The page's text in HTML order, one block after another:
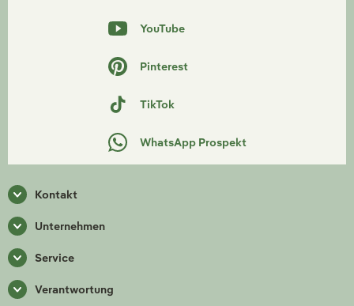
YouTube
Pinterest
TikTok
WhatsApp Prospekt
Kontakt
Unternehmen
Service
Verantwortung